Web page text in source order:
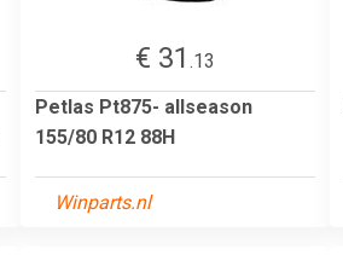
€ 31 .13
Petlas Pt875- allseason
155/80 R12 88H
Winparts.nl